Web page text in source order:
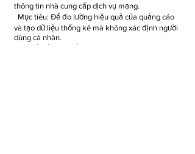
thông tin nhà cung cấp dịch vụ mạng.
Mục tiêu: Để đo lường hiệu quả của quảng cáo
và tạo dữ liệu thống kê mà không xác định người
dùng cá nhân.
Chia sẻ với bên thứ ba: Không